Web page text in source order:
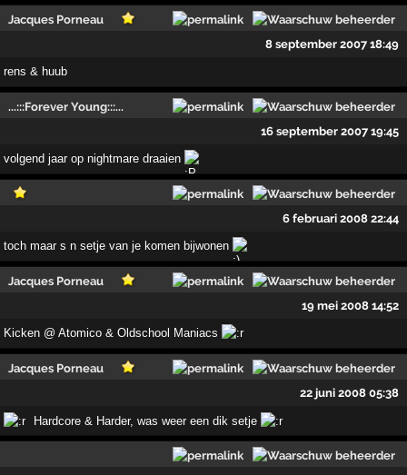
Jacques Porneau
8 september 2007 18:49
rens & huub
...:::Forever Young:::...
16 september 2007 19:45
volgend jaar op nightmare draaien
6 februari 2008 22:44
toch maar s n setje van je komen bijwonen
Jacques Porneau
19 mei 2008 14:52
Kicken @ Atomico & Oldschool Maniacs
Jacques Porneau
22 juni 2008 05:38
Hardcore & Harder, was weer een dik setje